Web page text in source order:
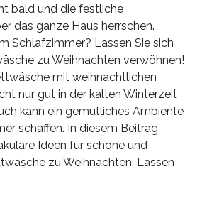
bald und die festliche
das ganze Haus herrschen.
Schlafzimmer? Lassen Sie sich
zu Weihnachten verwöhnen!
mit weihnachtlichen
nur gut in der kalten Winterzeit
kann ein gemütliches Ambiente
schaffen. In diesem Beitrag
Ideen für schöne und
zu Weihnachten. Lassen